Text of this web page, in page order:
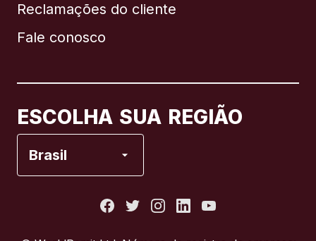
Reclamações do cliente
Fale conosco
ESCOLHA SUA REGIÃO
Brasil
Brasil